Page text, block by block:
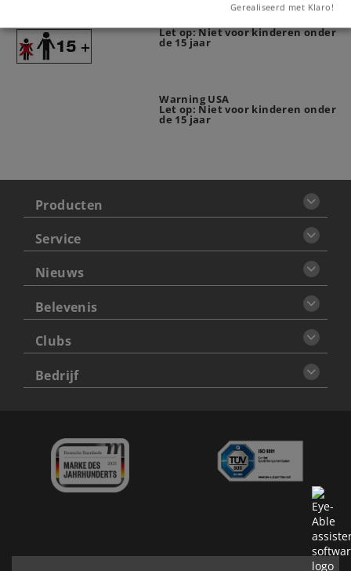
Let op: Niet voor kinderen onder
de 15 jaar
Warning USA
Let op: Niet voor kinderen onder
de 15 jaar
Producten
Service
Nieuws
Belevenis
Clubs
Bedrijf
Gerealiseerd met Klaro!